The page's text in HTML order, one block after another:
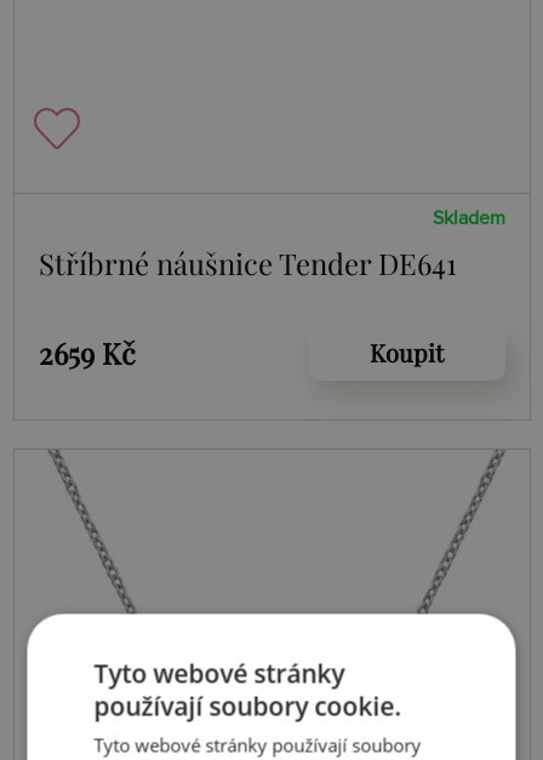
Skladem
Stříbrné náušnice Tender DE641
2659 Kč Koupit
Tyto webové stránky
používají soubory cookie.
Tyto webové stránky používají soubory